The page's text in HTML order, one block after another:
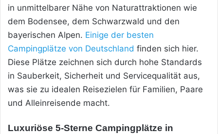
in unmittelbarer Nähe von Naturattraktionen wie
dem Bodensee, dem Schwarzwald und den
bayerischen Alpen. Einige der besten
Campingplätze von Deutschland finden sich hier.
Diese Plätze zeichnen sich durch hohe Standards
in Sauberkeit, Sicherheit und Servicequalität aus,
was sie zu idealen Reisezielen für Familien, Paare
und Alleinreisende macht.
Luxuriöse 5-Sterne Campingplätze in